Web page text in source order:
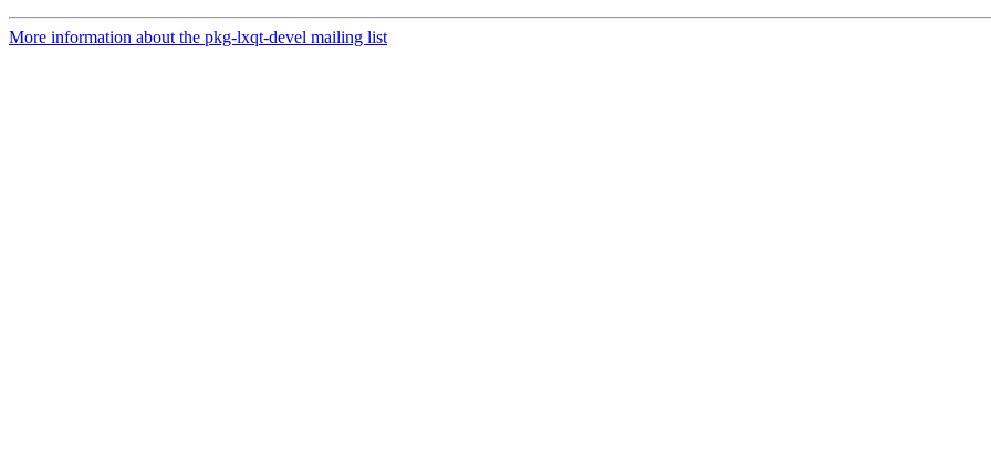
More information about the pkg-lxqt-devel mailing list